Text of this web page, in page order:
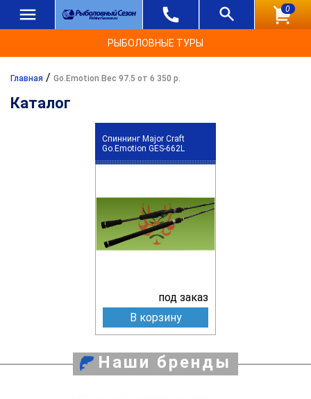
0
РЫБОЛОВНЫЕ ТУРЫ
Главная / Go.Emotion Вес 97.5 от 6 350 р.
Каталог
Спиннинг Major Craft
Go.Emotion GES-662L
под заказ
В корзину
Наши бренды